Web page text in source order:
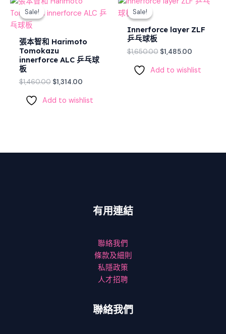
Sale!
Sale!
張本智和 Harimoto
Tomokazu
innerforce ALC 乒乓球
板
$1,460.00
was:
$1,314.00
is:
Add to wishlist
Sale!
Sale!
Innerforce layer ZLF
乒乓球板
$1,650.00
price
$1,650.00.
$1,485.00
Add to wishlist
有用連結
聯絡我們
條款及細則
私隱政策
人才招聘
聯絡我們